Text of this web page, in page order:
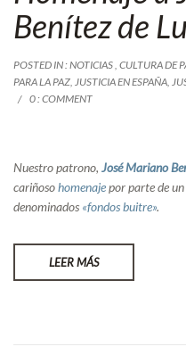
Benítez de
POSTED IN :NOTICIAS, CULTURA DE
PARA LA PAZ, JUSTICIA EN ESPAÑA,
0 : COMMENT
Nuestro patrono, José Mariano
cariñosohomenajepor parte de
denominados «fondos buitre».
LEER MÁS